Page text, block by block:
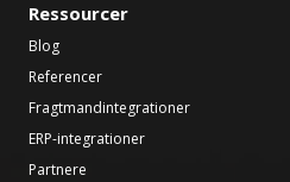
Ressourcer
Blog
Referencer
Fragtmandintegrationer
ERP-integrationer
Partnere